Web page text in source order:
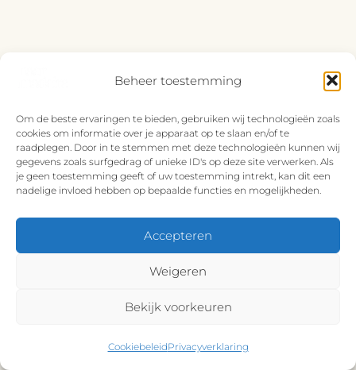
Beheer toestemming
Om de beste ervaringen te bieden, gebruiken wij technologieën zoals
cookies om informatie over je apparaat op te slaan en/of te
raadplegen. Door in te stemmen met deze technologieën kunnen wij
gegevens zoals surfgedrag of unieke ID's op deze site verwerken. Als
je geen toestemming geeft of uw toestemming intrekt, kan dit een
nadelige invloed hebben op bepaalde functies en mogelijkheden.
Accepteren
Weigeren
Bekijk voorkeuren
CookiebeleidPrivacyverklaring